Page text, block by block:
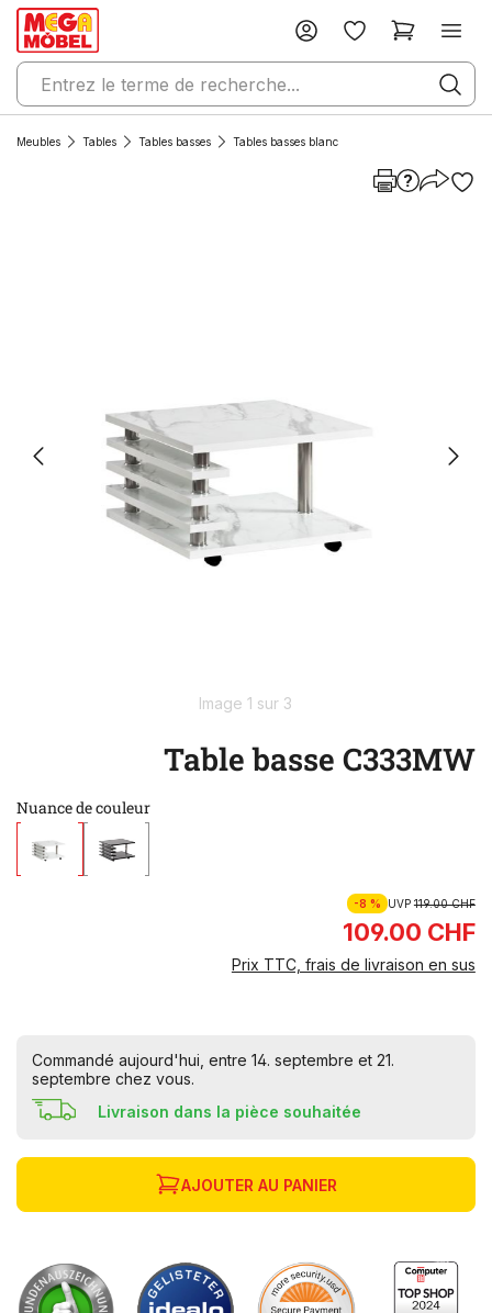
Meubles Tables Tables basses Tables basses blanc
Image 1 sur 3
Table basse C333MW
Nuance de couleur
-8 % UVP119.00 CHF
109.00 CHF
Prix TTC, frais de livraison en sus
Commandé aujourd'hui, entre 14. septembre et 21.
septembre chez vous.
Livraison dans la pièce souhaitée
AJOUTER AU PANIER